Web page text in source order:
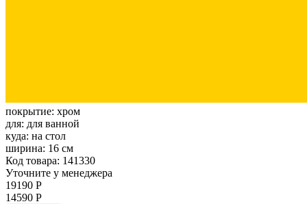
покрытие: хром
для: для ванной
куда: на стол
ширина: 16 см
Код товара: 141330
Уточните у менеджера
19190 Р
14590 Р